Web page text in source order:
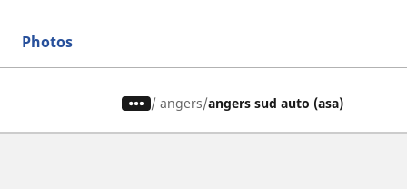
Photos
/ angers angers sud auto (asa)